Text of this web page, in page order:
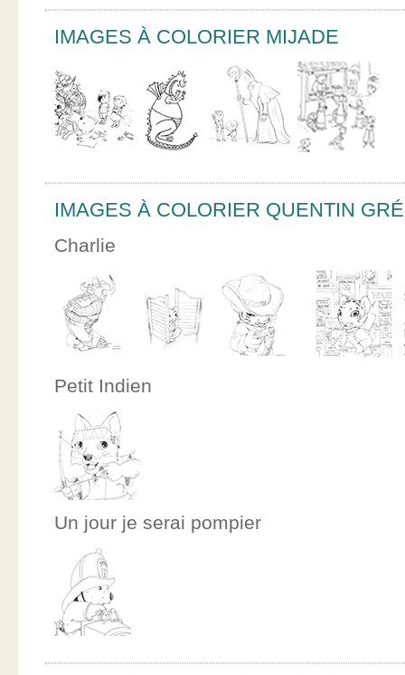
IMAGES À COLORIER MIJADE
IMAGES À COLORIER QUENTIN
Charlie
Petit Indien
Un jour je serai pompier